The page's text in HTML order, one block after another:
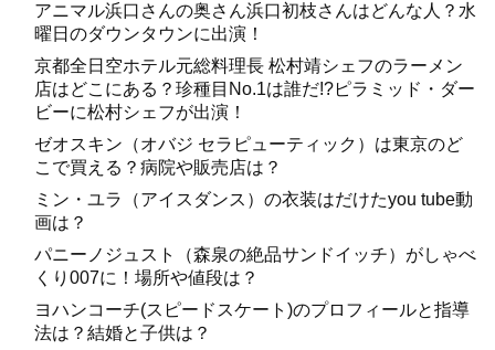
アニマル浜口さんの奥さん浜口初枝さんはどんな人？水
曜日のダウンタウンに出演！
京都全日空ホテル元総料理長 松村靖シェフのラーメン
店はどこにある？珍種目No.1は誰だ!?ピラミッド・ダー
ビーに松村シェフが出演！
ゼオスキン（オバジ セラピューティック）は東京のど
こで買える？病院や販売店は？
ミン・ユラ（アイスダンス）の衣装はだけたyou tube動
画は？
パニーノジュスト（森泉の絶品サンドイッチ）がしゃべ
くり007に！場所や値段は？
ヨハンコーチ(スピードスケート)のプロフィールと指導
法は？結婚と子供は？